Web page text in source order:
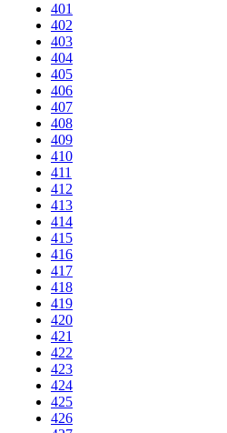
401
402
403
404
405
406
407
408
409
410
411
412
413
414
415
416
417
418
419
420
421
422
423
424
425
426